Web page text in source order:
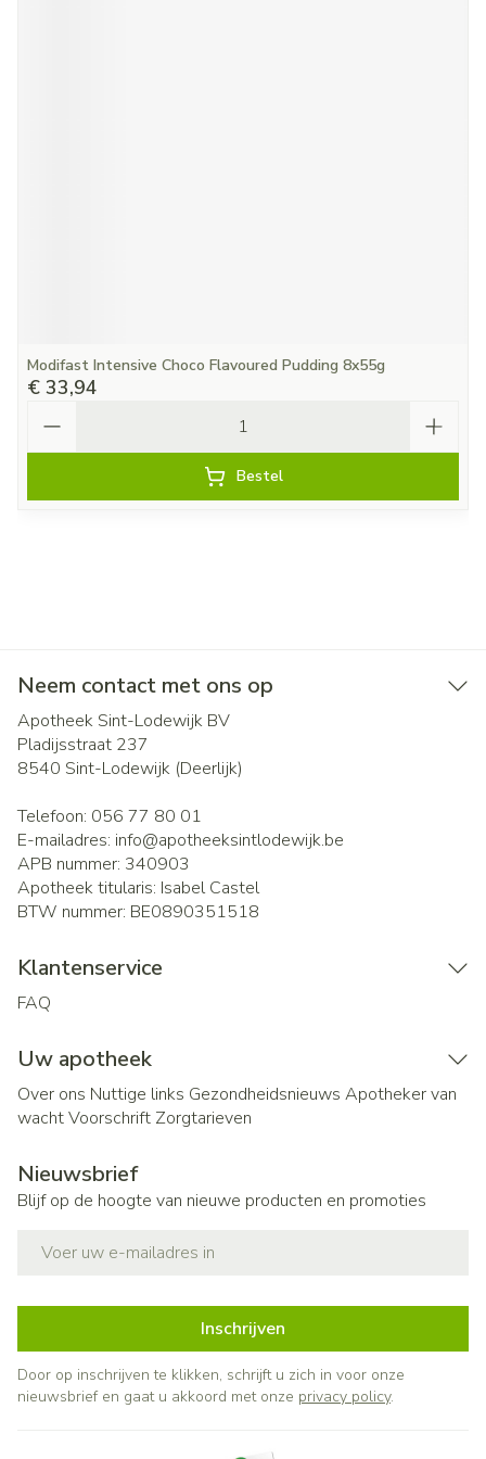
Modifast Intensive Choco Flavoured Pudding 8x55g
€ 33,94
Bestel
Neem contact met ons op
Apotheek Sint-Lodewijk BV
Pladijsstraat 237
8540 Sint-Lodewijk (Deerlijk)
Telefoon: 056 77 80 01
E-mailadres: info@apotheeksintlodewijk.be
APB nummer: 340903
Apotheek titularis: Isabel Castel
BTW nummer: BE0890351518
Klantenservice
FAQ
Uw apotheek
Over ons Nuttige links Gezondheidsnieuws Apotheker van
wachtVoorschrift Zorgtarieven
Nieuwsbrief
Blijf op de hoogte van nieuwe producten en promoties
Inschrijven
Door op inschrijven te klikken, schrijft u zich in voor onze
nieuwsbrief en gaat u akkoord met onze privacy policy.